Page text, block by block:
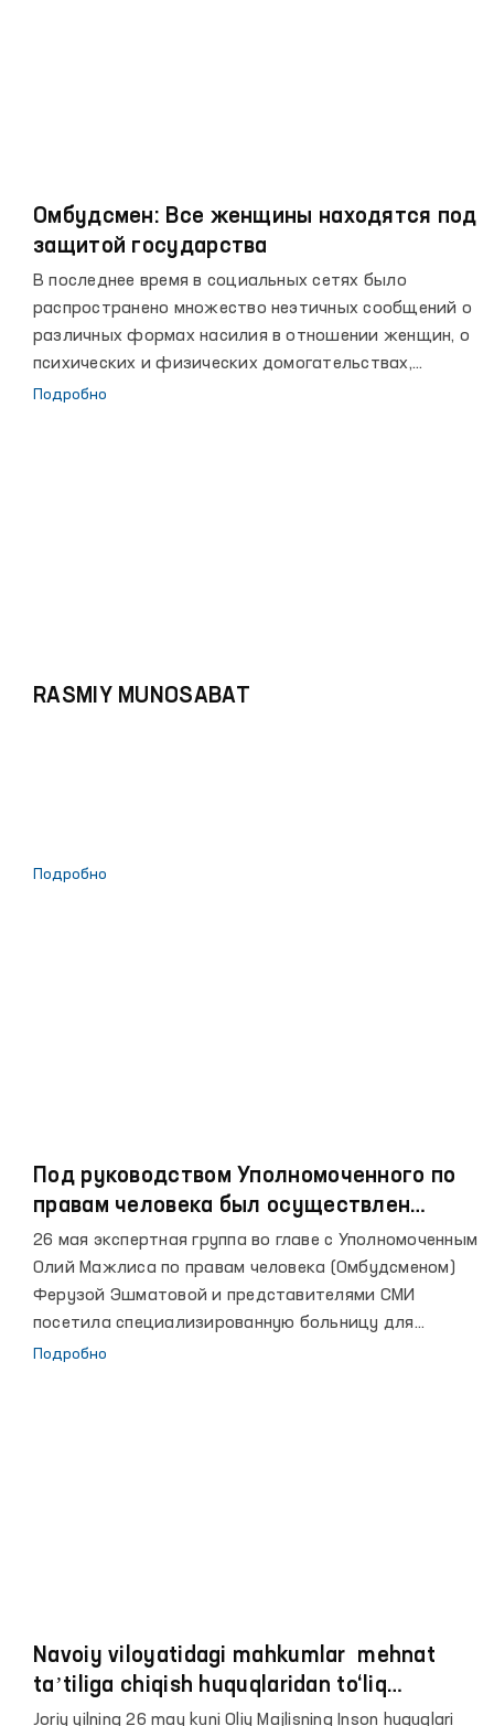
Омбудсмен: Все женщины находятся под
защитой государства
В последнее время в социальных сетях было
распространено множество неэтичных сообщений о
различных формах насилия в отношении женщин, о
психических и физических домогательствах,
доводящих их до совершения суицида. Очевидно
Подробно
RASMIY MUNOSABAT
Подробно
Под руководством Уполномоченного по
правам человека был осуществлен
мониторинговый визит в
специализированную больницу для
заключенных
26 мая экспертная группа во главе с Уполномоченным
Олий Мажлиса по правам человека (Омбудсменом)
Ферузой Эшматовой и представителями СМИ
посетила специализированную больницу для
заключенных №23 в Ташкенте.
Подробно
Navoiy viloyatidagi mahkumlar mehnat
taʼtiliga chiqish huquqlaridan to‘liq
foydalanishmagan
Joriy yilning 26 may kuni Oliy Majlisning Inson huquqlari